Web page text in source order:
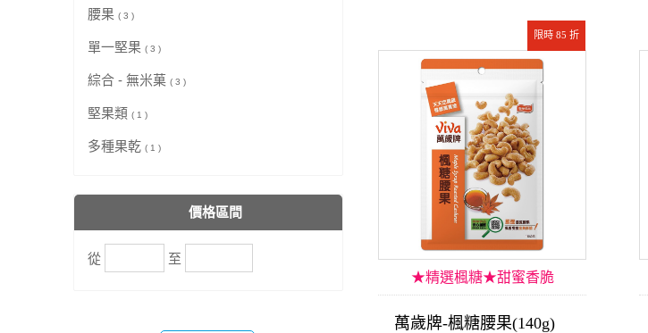
腰果 ( 3 )
單一堅果 ( 3 )
綜合 - 無米菓 ( 3 )
堅果類 ( 1 )
多種果乾 ( 1 )
價格區間
從 至
限時 85 折
★精選楓糖★甜蜜香脆
萬歲牌-楓糖腰果(140g)